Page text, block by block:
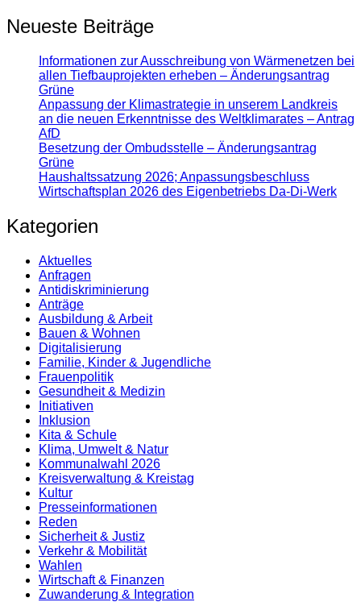
Neueste Beiträge
Informationen zur Ausschreibung von Wärmenetzen bei
allen Tiefbauprojekten erheben – Änderungsantrag
Grüne
Anpassung der Klimastrategie in unserem Landkreis
an die neuen Erkenntnisse des Weltklimarates – Antrag
AfD
Besetzung der Ombudsstelle – Änderungsantrag
Grüne
Haushaltssatzung 2026; Anpassungsbeschluss
Wirtschaftsplan 2026 des Eigenbetriebs Da-Di-Werk
Kategorien
Aktuelles
Anfragen
Antidiskrimi­nierung
Anträge
Ausbildung & Arbeit
Bauen & Wohnen
Digitalisierung
Familie, Kinder & Jugendliche
Frauenpolitik
Gesundheit & Medizin
Initiativen
Inklusion
Kita & Schule
Klima, Umwelt & Natur
Kommunalwahl 2026
Kreisverwaltung & Kreistag
Kultur
Presse­informationen
Reden
Sicherheit & Justiz
Verkehr & Mobilität
Wahlen
Wirtschaft & Finanzen
Zuwanderung & Integration